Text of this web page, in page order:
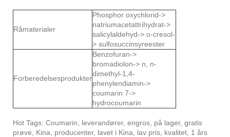
Råmaterialer
Phosphor oxychlorid->
natriumacetattrihydrat->
salicylaldehyd-> o-cresol-
> sulfosuccinsyreester
Forberedelsesprodukter
Benzofuran->
bromadiolon-> n, n-
dimethyl-1,4-
phenylendiamin->
coumarin 7->
hydrocoumarin
Hot Tags: Coumarin, leverandører, engros, på lager, gratis
prøve, Kina, producenter, lavet i Kina, lav pris, kvalitet, 1 års